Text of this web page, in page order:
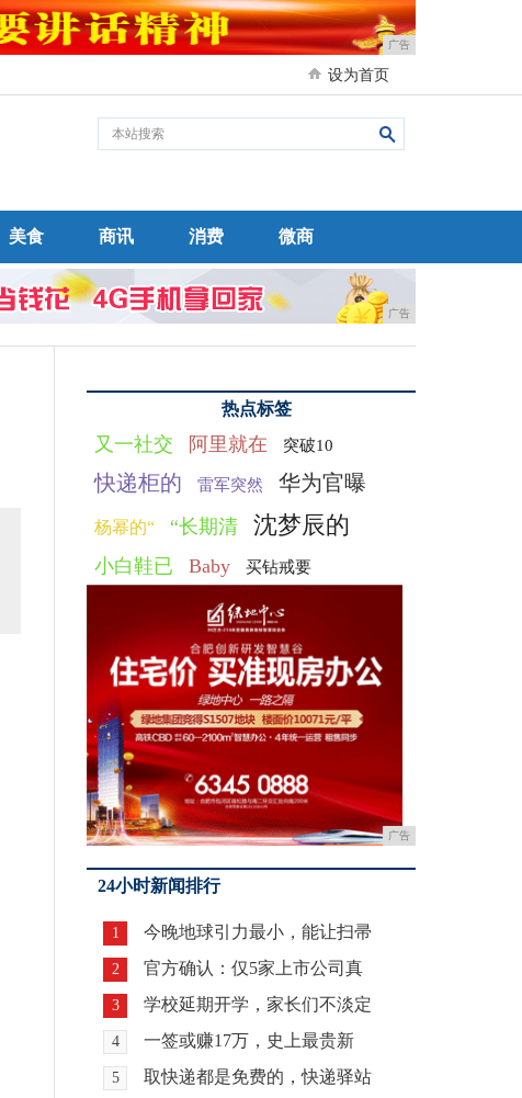
广告
设为首页
美食 商讯 消费 微商
广告
热点标签
又一社交 阿里就在 突破10
快递柜的 雷军突然 华为官曝
杨幂的“ “长期清 沈梦辰的
小白鞋已 Baby 买钻戒要
广告
24小时新闻排行
1 今晚地球引力最小，能让扫帚
2 官方确认：仅5家上市公司真
3 学校延期开学，家长们不淡定
4 一签或赚17万，史上最贵新
5 取快递都是免费的，快递驿站